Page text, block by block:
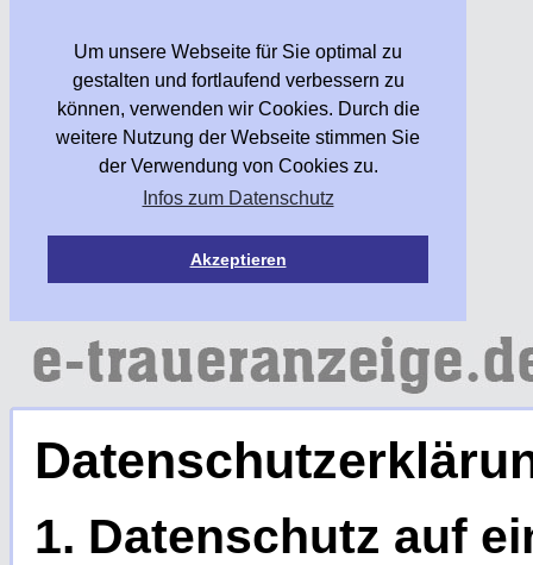
Um unsere Webseite für Sie optimal zu
gestalten und fortlaufend verbessern zu
können, verwenden wir Cookies. Durch die
weitere Nutzung der Webseite stimmen Sie
der Verwendung von Cookies zu.
Infos zum Datenschutz
Akzeptieren
1. Datenschutz auf